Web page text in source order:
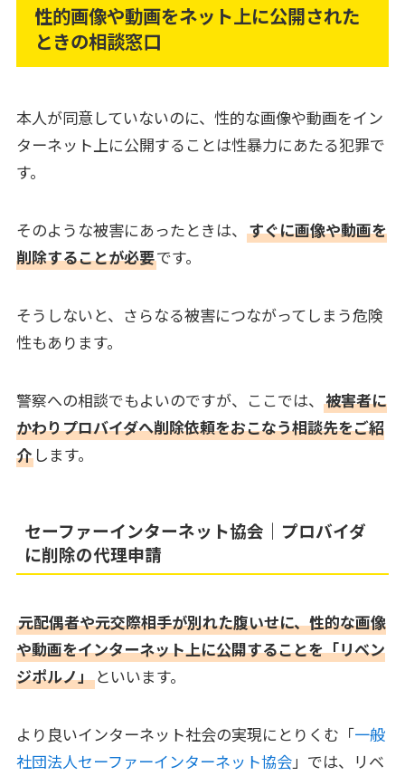
性的画像や動画をネット上に公開された
ときの相談窓口
本人が同意していないのに、性的な画像や動画をイン
ターネット上に公開することは性暴力にあたる犯罪で
す。
そのような被害にあったときは、 すぐに画像や動画を
削除することが必要です。
そうしないと、さらなる被害につながってしまう危険
性もあります。
警察への相談でもよいのですが、ここでは、 被害者に
かわりプロバイダへ削除依頼をおこなう相談先をご紹
介します。
セーファーインターネット協会｜プロバイダ
に削除の代理申請
元配偶者や元交際相手が別れた腹いせに、性的な画像
や動画をインターネット上に公開することを「リベン
ジポルノ」といいます。
より良いインターネット社会の実現にとりくむ「一般
社団法人セーファーインターネット協会」では、リベ